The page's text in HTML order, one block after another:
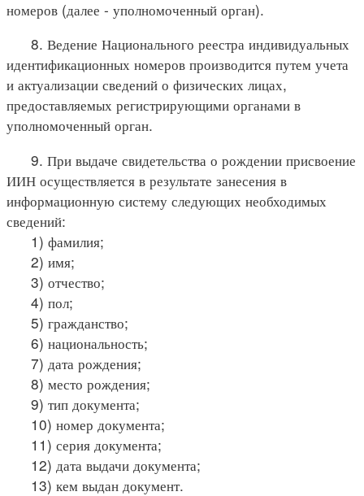
номеров (далее - уполномоченный орган).
8. Ведение Национального реестра индивидуальных
идентификационных номеров производится путем учета
и актуализации сведений о физических лицах,
предоставляемых регистрирующими органами в
уполномоченный орган.
9. При выдаче свидетельства о рождении присвоение
ИИН осуществляется в результате занесения в
информационную систему следующих необходимых
сведений:
1) фамилия;
2) имя;
3) отчество;
4) пол;
5) гражданство;
6) национальность;
7) дата рождения;
8) место рождения;
9) тип документа;
10) номер документа;
11) серия документа;
12) дата выдачи документа;
13) кем выдан документ.